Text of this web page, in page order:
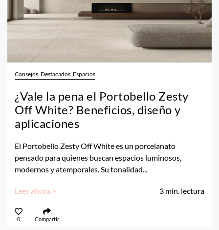
Consejos, Destacados, Espacios
¿Vale la pena el Portobello Zesty
Off White? Beneficios, diseño y
aplicaciones
El Portobello Zesty Off White es un porcelanato
pensado para quienes buscan espacios luminosos,
modernos y atemporales. Su tonalidad...
Leer ahora > 3 min. lectura
0 Compartir